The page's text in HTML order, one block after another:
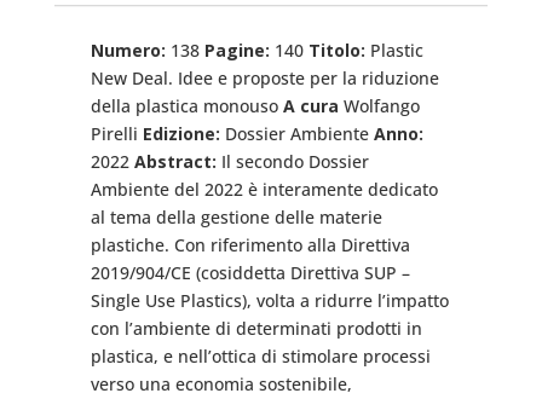
Numero: 138 Pagine: 140 Titolo: Plastic
New Deal. Idee e proposte per la riduzione
della plastica monouso A cura Wolfango
Pirelli Edizione: Dossier Ambiente Anno:
2022 Abstract: Il secondo Dossier
Ambiente del 2022 è interamente dedicato
al tema della gestione delle materie
plastiche. Con riferimento alla Direttiva
2019/904/CE (cosiddetta Direttiva SUP –
Single Use Plastics), volta a ridurre l’impatto
con l’ambiente di determinati prodotti in
plastica, e nell’ottica di stimolare processi
verso una economia sostenibile,